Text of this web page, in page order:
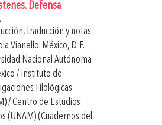
Defensa
traducción y notas
Vianello. México, D. F.:
Nacional Autónoma
/ Instituto de
Filológicas
/ Centro de Estudios
(UNAM) (Cuadernos del